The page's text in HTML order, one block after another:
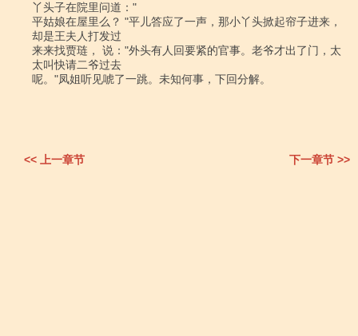
丫头子在院里问道："
平姑娘在屋里么？ "平儿答应了一声，那小丫头掀起帘子进来，
却是王夫人打发过
来来找贾琏， 说："外头有人回要紧的官事。老爷才出了门，太
太叫快请二爷过去
呢。"凤姐听见唬了一跳。未知何事，下回分解。
<< 上一章节 下一章节 >>